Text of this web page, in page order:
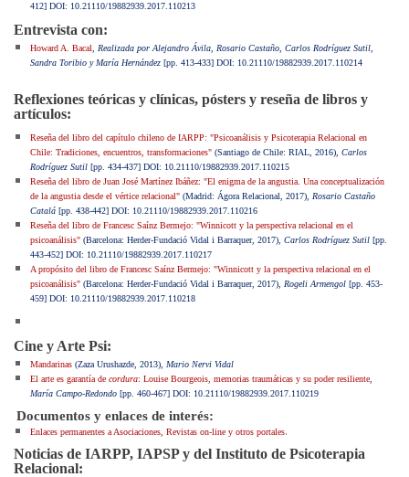
412] DOI: 10.21110/19882939.2017.110213
Entrevista con:
Howard A. Bacal
Realizada por Alejandro Ávila, Rosario Castaño, Carlos Rodríguez Sutil,
Sandra Toribio y María Hernández [pp. 413-433] DOI: 10.21110/19882939.2017.110214
Reflexiones teóricas y clínicas, pósters y reseña de libros y
artículos:
Reseña del libro del capítulo chileno de IARPP: "Psicoanálisis y Psicoterapia Relacional en
Chile: Tradiciones, encuentros, transformaciones" (Santiago de Chile: RIAL, 2016), Carlos
Rodríguez Sutil [pp. 434-437] DOI: 10.21110/19882939.2017.110215
Reseña del libro de Juan José Martínez Ibáñez: "El enigma de la angustia. Una conceptualización
de la angustia desde el vértice relacional" (Madrid: Ágora Relacional, 2017), Rosario Castaño
Catalá [pp. 438-442] DOI: 10.21110/19882939.2017.110216
Reseña del libro de Francesc Saínz Bermejo: "Winnicott y la perspectiva relacional en el
psicoanálisis" (Barcelona: Herder-Fundació Vidal i Barraquer, 2017), Carlos Rodríguez Sutil [pp.
443-452] DOI: 10.21110/19882939.2017.110217
A propósito del libro de Francesc Saínz Bermejo: "Winnicott y la perspectiva relacional en el
psicoanálisis" (Barcelona: Herder-Fundació Vidal i Barraquer, 2017), Rogeli Armengol [pp. 453-
459] DOI: 10.21110/19882939.2017.110218
Cine y Arte Psi:
Mandarinas (Zaza Urushazde, 2013), Mario Nervi Vidal
El arte es garantía de cordura: Louise Bourgeois, memorias traumáticas y su poder resiliente
María Campo-Redondo [pp. 460-467] DOI: 10.21110/19882939.2017.110219
Documentos y enlaces de interés:
Enlaces permanentes a Asociaciones, Revistas on-line y otros portales.
Noticias de IARPP, IAPSP y del Instituto de Psicoterapia
Relacional: